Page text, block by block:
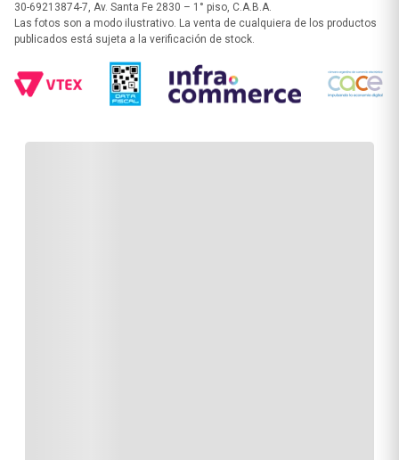
30-69213874-7, Av. Santa Fe 2830 – 1° piso, C.A.B.A.
Las fotos son a modo ilustrativo. La venta de cualquiera de los productos
publicados está sujeta a la verificación de stock.